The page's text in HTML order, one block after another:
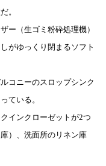
。
ー（生ゴミ粉砕処理機）
がゆっくり閉まるソフト
コニーのスロップシンク
ている。
インクローゼットが2つ
）、洗面所のリネン庫